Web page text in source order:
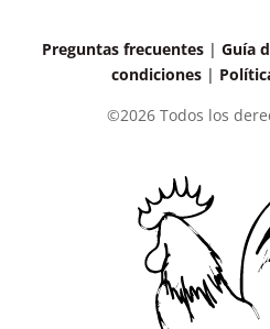
Preguntas frecuentes | Guía
condiciones |
©2026 Todos los